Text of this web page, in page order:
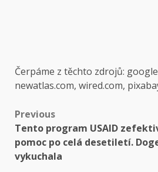
Čerpáme z těchto zdrojů:
newatlas.com, wired.com,
Post
navigation
Previous
Tento program USAID
pomoc po celá desetiletí.
vykuchala